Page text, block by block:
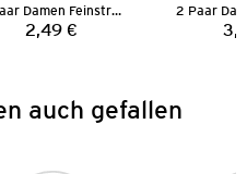
4 Paar Damen Feinstrümpfe
Preis:
2,49 €
auch gefallen